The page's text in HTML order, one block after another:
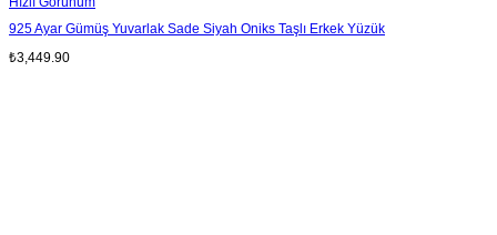
925 Ayar Gümüş Yuvarlak Sade Siyah Oniks Taşlı Erkek Yüzük
₺3,449.90